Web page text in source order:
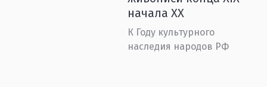
начала XX
К Году культурного
наследия народов РФ